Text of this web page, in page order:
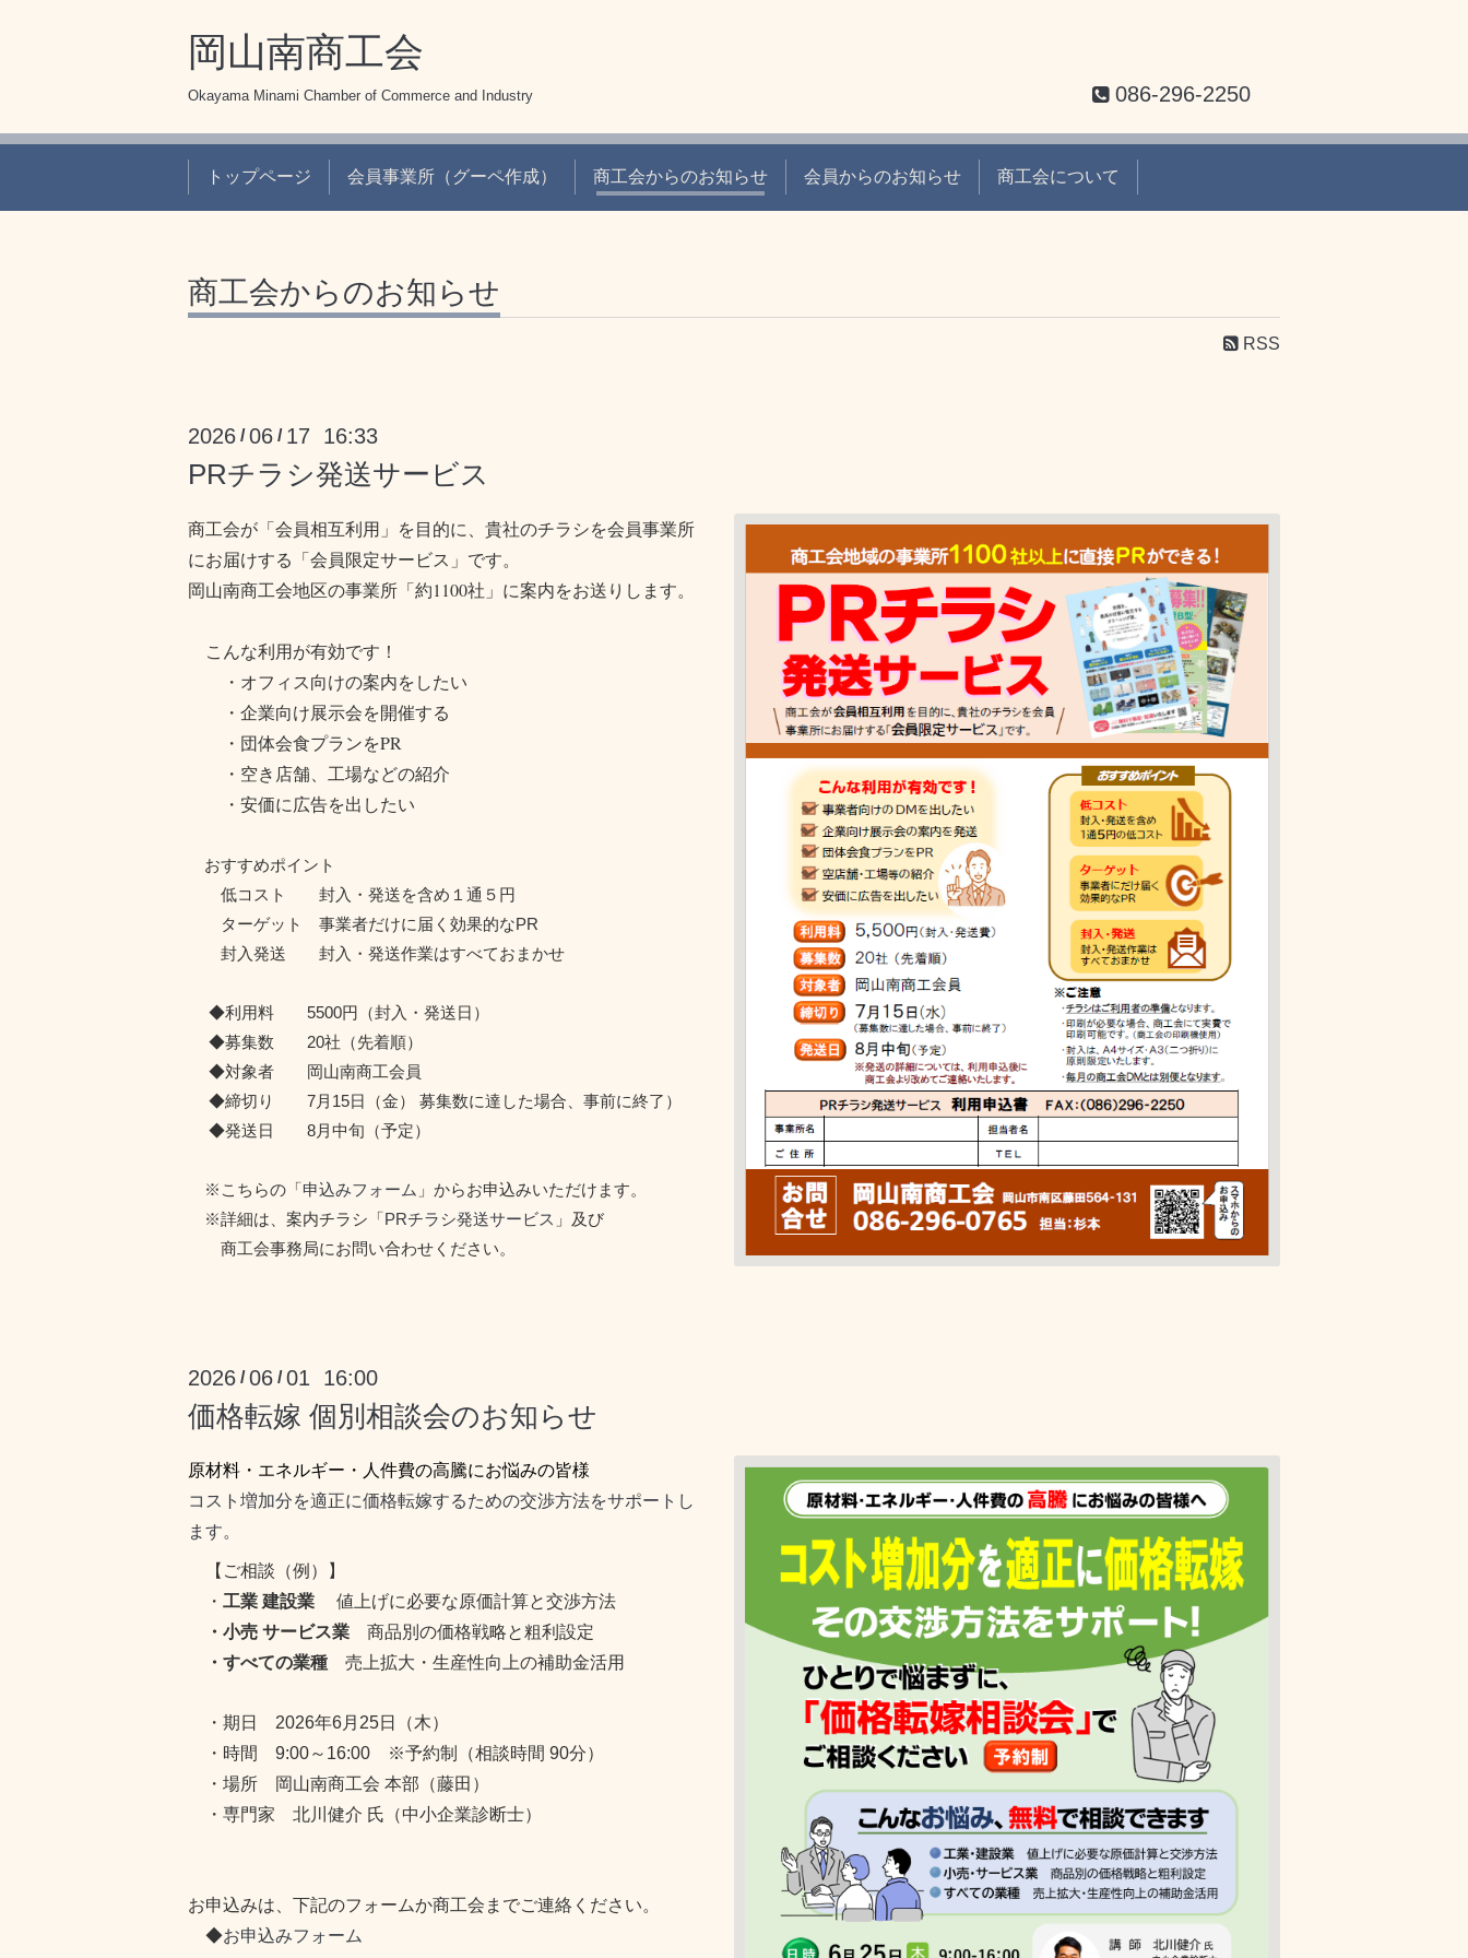
岡山南商工会
Okayama Minami Chamber of Commerce and Industry 086-296-2250
トップページ 会員事業所（グーペ作成） 商工会からのお知らせ 会員からのお知らせ 商工会について
商工会からのお知らせ
RSS
2026 /06 / 17 16:33
PRチラシ発送サービス
商工会が「会員相互利用」を目的に、貴社のチラシを会員事業所
にお届けする「会員限定サービス」です。
岡山南商工会地区の事業所「約1100社」に案内をお送りします。
こんな利用が有効です！
・オフィス向けの案内をしたい
・企業向け展示会を開催する
・団体会食プランをPR
・空き店舗、工場などの紹介
・安価に広告を出したい
おすすめポイント
低コスト 封入・発送を含め１通５円
ターゲット 事業者だけに届く効果的なPR
封入発送 封入・発送作業はすべておまかせ
◆利用料 5500円（封入・発送日）
◆募集数 20社（先着順）
◆対象者 岡山南商工会員
◆締切り 7月15日（金） 募集数に達した場合、事前に終了）
◆発送日 8月中旬（予定）
※こちらの「申込みフォーム 」からお申込みいただけます。
※詳細は、案内チラシ「PRチラシ発送サービス 」及び
商工会事務局にお問い合わせください。
2026 /06 /01 16:00
価格転嫁 個別相談会のお知らせ
原材料・エネルギー・人件費の高騰にお悩みの皆様
コスト増加分を適正に価格転嫁するための交渉方法をサポートし
ます。
【ご相談（例）】
・ 工業 建設業 値上げに必要な原価計算と交渉方法
・小売 サービス業 商品別の価格戦略と粗利設定
・すべての業種 売上拡大・生産性向上の補助金活用
・期日 2026年6月25日（木）
・時間 9:00～16:00 ※予約制（相談時間 90分）
・場所 岡山南商工会 本部（藤田）
・専門家 北川健介 氏（中小企業診断士）
お申込みは、下記のフォームか商工会までご連絡ください。
◆お申込みフォーム